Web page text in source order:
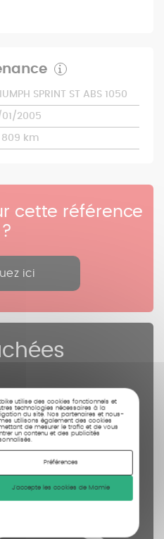
utilise des cookies fonctionnels et
technologies nécessaires à la
du site. Nos partenaires et nous-
utilisons également des cookies
de mesurer le trafic et de vous
un contenu et des publicités
Préférences
J'accepte les cookies de Mamie
SPRINT ST ABS 1050
01/2005
809 km
cette référence
?
ici